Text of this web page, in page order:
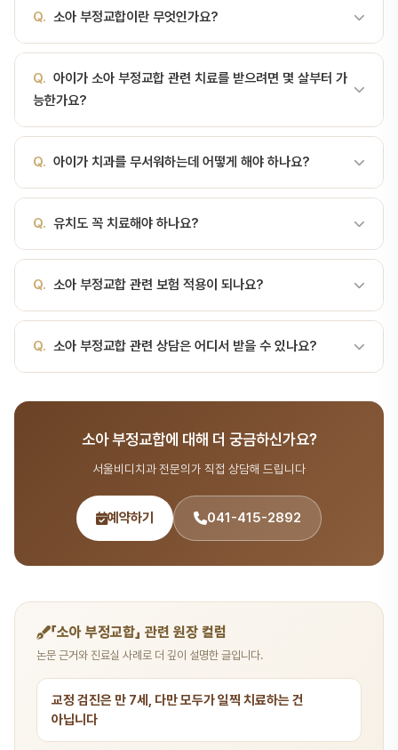
Q. 소아 부정교합이란 무엇인가요?
소아 부정교합은 유치열 또는 혼합치열기(유치와 영구치가 공존하는
시기)에 위·아래 치아의 맞물림이 정상 위치를 벗어난 상태를 말합니
다. 성장 과정에서 나타나며, 얼굴 골격·치열의 발육에 영향을 줄 수
있어 조기 검진이 중요합니다. 정확한 진단은 치과 검진과 방사선 검
crossbite): 아래 앞니가 위 앞니보다 앞으로 나와 있는 상태(주걱턱
경향). 과개교합(Deep bite): 상악이 하악을 깊게 덮어 앞니 접촉이
또는 치열의 중첩으로 발생합니다. 원인과 위험…
Q. 아이가 소아 부정교합 관련 치료를 받으려면 몇 살부터 가
능한가요?
나면(생후 6개월경) 치과 방문을 시작하는 것이 좋습니다. 서울비디치
과 소아치과에서는 아이 연령에 맞는 맞춤 진료를 제공합니다.
Q. 아이가 치과를 무서워하는데 어떻게 해야 하나요?
흡입 진정법)를 활용하여 공포감 없는 편안한 진료를 제공합니다.
Q. 유치도 꼭 치료해야 하나요?
습니다. 유치는 영구치가 나올 공간을 유지하는 중요한 역할을 합니
다.
Q. 소아 부정교합 관련 보험 적용이 되나요?
에서는 보험 적용 가능한 항목을 우선 안내해 드리며, 비용 부담을 줄
일 수 있도록 도와드립니다.
Q. 소아 부정교합 관련 상담은 어디서 받을 수 있나요?
041-415-2892 또는 온라인 예약(bdbddc.com/reservation)
으로 상담을 받으실 수 있습니다.
소아 부정교합에 대해 더 궁금하신가요?
서울비디치과 전문의가 직접 상담해 드립니다
예약하기 041-415-2892
「소아 부정교합」 관련 원장 컬럼
논문 근거와 진료실 사례로 더 깊이 설명한 글입니다.
교정 검진은 만 7세, 다만 모두가 일찍 치료하는 건
아닙니다